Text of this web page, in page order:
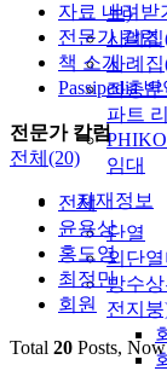
브)
사례
사례
좌충
파트
임대
자재정보
단열
외단
방수
전지
자료 내려받
전문가 칼럼
책 소개
Passipedia
전문가 칼럼
전체(20)
전체
윤용상
홍도영
최정만
회원
Total 20 Posts,